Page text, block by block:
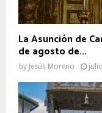
La Asunción de
de agosto de...
by Jesús Moreno